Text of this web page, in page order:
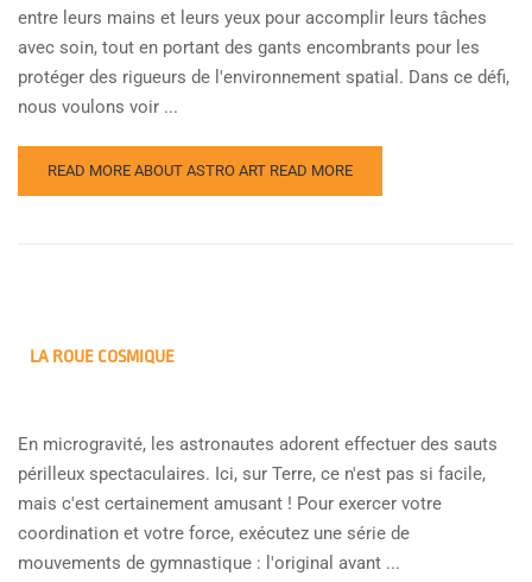
entre leurs mains et leurs yeux pour accomplir leurs tâches
avec soin, tout en portant des gants encombrants pour les
protéger des rigueurs de l'environnement spatial. Dans ce défi,
nous voulons voir ...
READ MORE ABOUT ASTRO ART READ MORE
LA ROUE COSMIQUE
En microgravité, les astronautes adorent effectuer des sauts
périlleux spectaculaires. Ici, sur Terre, ce n'est pas si facile,
mais c'est certainement amusant ! Pour exercer votre
coordination et votre force, exécutez une série de
mouvements de gymnastique : l'original avant ...